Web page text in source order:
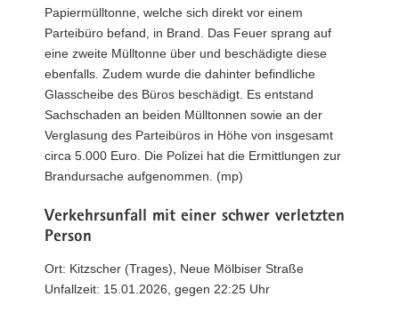
Papiermülltonne, welche sich direkt vor einem
Parteibüro befand, in Brand. Das Feuer sprang auf
eine zweite Mülltonne über und beschädigte diese
ebenfalls. Zudem wurde die dahinter befindliche
Glasscheibe des Büros beschädigt. Es entstand
Sachschaden an beiden Mülltonnen sowie an der
Verglasung des Parteibüros in Höhe von insgesamt
circa 5.000 Euro. Die Polizei hat die Ermittlungen zur
Brandursache aufgenommen. (mp)
Verkehrsunfall mit einer schwer verletzten
Person
Ort: Kitzscher (Trages), Neue Mölbiser Straße
Unfallzeit: 15.01.2026, gegen 22:25 Uhr